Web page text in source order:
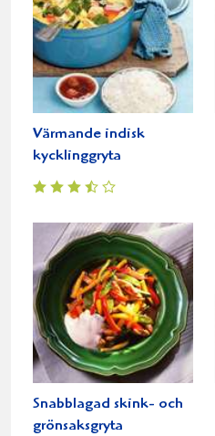
Värmande indisk
kycklinggryta
Snabblagad skink- och
grönsaksgryta